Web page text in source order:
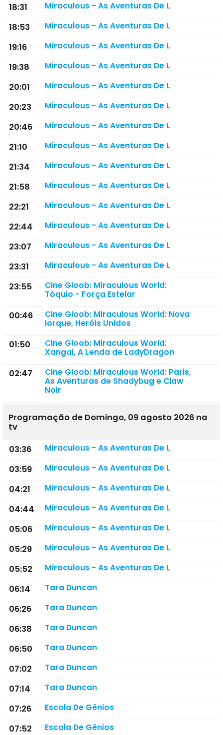
18:31 Miraculous - As Aventuras De L
18:53 Miraculous - As Aventuras De L
19:16 Miraculous - As Aventuras De L
19:38 Miraculous - As Aventuras De L
20:01 Miraculous - As Aventuras De L
20:23 Miraculous - As Aventuras De L
20:46 Miraculous - As Aventuras De L
21:10 Miraculous - As Aventuras De L
21:34 Miraculous - As Aventuras De L
21:58 Miraculous - As Aventuras De L
22:21 Miraculous - As Aventuras De L
22:44 Miraculous - As Aventuras De L
23:07 Miraculous - As Aventuras De L
23:31 Miraculous - As Aventuras De L
23:55
Cine Gloob: Miraculous World:
Tóquio - Força Estelar
00:46
Cine Gloob: Miraculous World: Nova
Iorque, Heróis Unidos
01:50
Cine Gloob: Miraculous World:
Xangai, A Lenda de LadyDragon
02:47
Cine Gloob: Miraculous World: Paris,
As Aventuras de Shadybug e Claw
Noir
Programação de Domingo, 09 agosto 2026 na
tv
03:36
Miraculous - As Aventuras De L
03:59 Miraculous - As Aventuras De L
04:21 Miraculous - As Aventuras De L
04:44 Miraculous - As Aventuras De L
05:06 Miraculous - As Aventuras De L
05:29 Miraculous - As Aventuras De L
05:52 Miraculous - As Aventuras De L
06:14 Tara Duncan
06:26 Tara Duncan
06:38 Tara Duncan
06:50 Tara Duncan
07:02 Tara Duncan
07:14 Tara Duncan
07:26 Escola De Gênios
07:52 Escola De Gênios